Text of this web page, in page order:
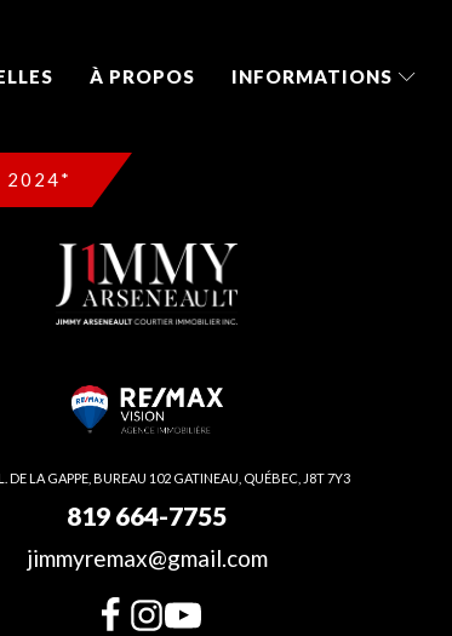
À PROPOS INFORMATIONS
2024*
DE LA GAPPE, BUREAU 102 GATINEAU, QUÉBEC, J8T 7Y3
819 664-7755
jimmyremax@gmail.com